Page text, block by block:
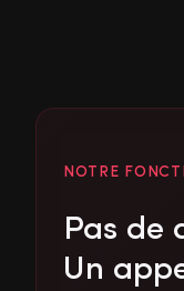
NOTRE
Pas de
Un